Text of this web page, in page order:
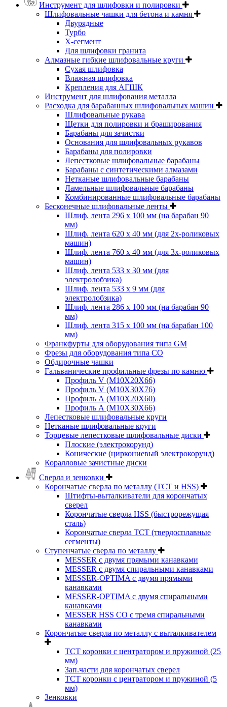
Инструмент для шлифовки и полировки
Шлифовальные чашки для бетона и камня
Двурядные
Турбо
Х-сегмент
Для шлифовки гранита
Алмазные гибкие шлифовальные круги
Cухая шлифовка
Влажная шлифовка
Крепления для АГШК
Инструмент для шлифования металла
Расходка для барабанных шлифовальных машин
Шлифовальные рукава
Щетки для полировки и браширования
Барабаны для зачистки
Основания для шлифовальных рукавов
Барабаны для полировки
Лепестковые шлифовальные барабаны
Барабаны с синтетическими алмазами
Нетканые шлифовальные барабаны
Ламельные шлифовальные барабаны
Комбинированные шлифовальные барабаны
Бесконечные шлифовальные ленты
Шлиф. лента 296 х 100 мм (на барабан 90
мм)
Шлиф. лента 620 х 40 мм (для 2х-роликовых
машин)
Шлиф. лента 760 х 40 мм (для 3х-роликовых
машин)
Шлиф. лента 533 х 30 мм (для
электролобзика)
Шлиф. лента 533 х 9 мм (для
электролобзика)
Шлиф. лента 286 х 100 мм (на барабан 90
мм)
Шлиф. лента 315 х 100 мм (на барабан 100
мм)
Франкфурты для оборудования типа GM
Фрезы для оборудования типа СО
Обдирочные чашки
Гальванические профильные фрезы по камню
Профиль V (M10X20X66)
Профиль V (M10X30X76)
Профиль А (М10Х20Х60)
Профиль А (М10Х30Х66)
Лепестковые шлифовальные круги
Нетканые шлифовальные круги
Торцевые лепестковые шлифовальные диски
Плоские (электрокорунд)
Конические (циркониевый электрокорунд)
Коралловые зачистные диски
Сверла и зенковки
Корончатые сверла по металлу (TCT и HSS)
Штифты-выталкиватели для корончатых
сверел
Корончатые сверла HSS (быстрорежущая
сталь)
Корончатые сверла TCT (твердосплавные
сегменты)
Ступенчатые сверла по металлу
MESSER с двумя прямыми канавками
MESSER с двумя спиральными канавками
MESSER-OPTIMA с двумя прямыми
канавками
MESSER-OPTIMA с двумя спиральными
канавками
MESSER HSS CО с тремя спиральными
канавками
Корончатые сверла по металлу c выталкивателем
ТСТ коронки с центратором и пружиной (25
мм)
Зап.части для корончатых сверел
ТСТ коронки с центратором и пружиной (5
мм)
Зенковки